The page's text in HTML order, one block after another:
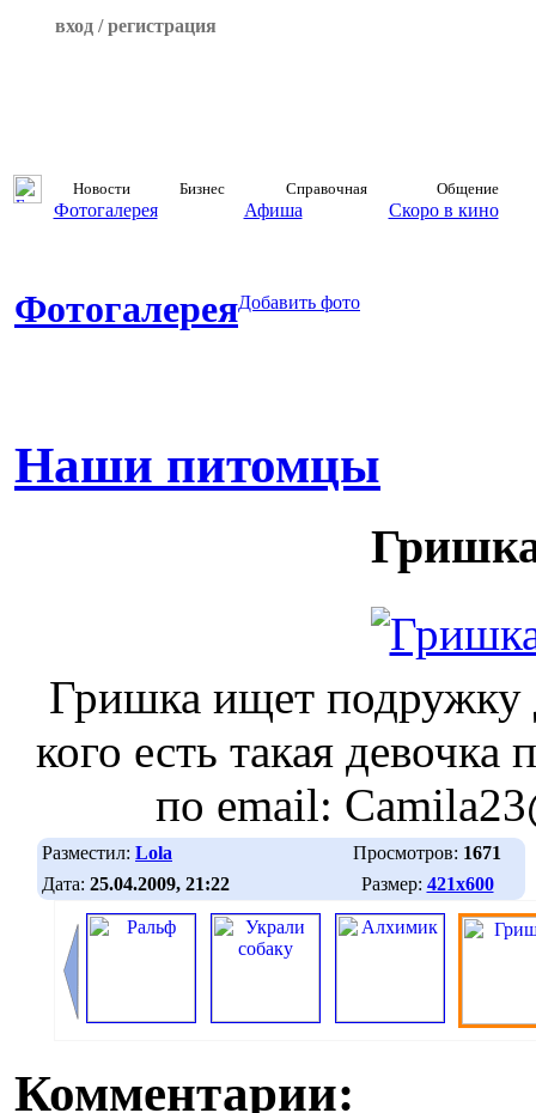
вход / регистрация
Новости Бизнес Справочная Общение
Фотогалерея Афиша Скоро в кино
ФотогалереяДобавить фото
Наши питомцы
Гришка ищет
кого есть такая девочка
по email:
Разместил: Lola Просмотров: 1671
Дата: 25.04.2009, 21:22 Размер: 421х600
Комментарии: